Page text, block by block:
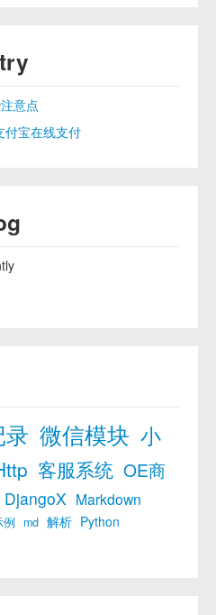
意点
付宝在线支付
微信模块 小
客服系统 OE商
DjangoX Markdown
例 md 解析 Python